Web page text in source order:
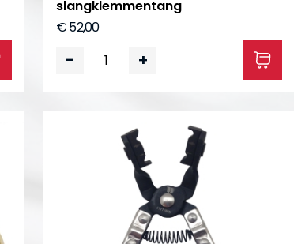
slangklemmentang
€ 52,00
- +